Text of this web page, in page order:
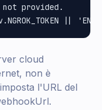
provided.
cloud
non è
l'URL del